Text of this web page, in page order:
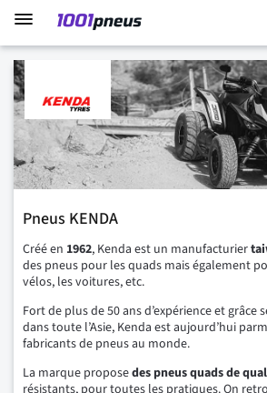
Pneus KENDA
Créé en 1962, Kenda est un manufacturier
des pneus pour les quads mais également
vélos, les voitures, etc.
Fort de plus de 50 ans d’expérience et grâce
dans toute l’Asie, Kenda est aujourd’hui
fabricants de pneus au monde.
La marque proposedes pneus quads de
résistants, pour toutes les pratiques. On